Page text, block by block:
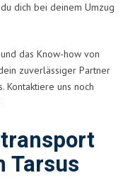
dich bei deinem Umzug
das Know-how von
zuverlässiger Partner
Kontaktiere uns noch
Tarsus